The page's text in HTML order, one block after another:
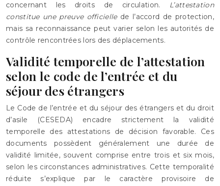
concernant les droits de circulation. L’attestation
constitue une preuve officielle de l’accord de protection,
mais sa reconnaissance peut varier selon les autorités de
contrôle rencontrées lors des déplacements.
Validité temporelle de l’attestation
selon le code de l’entrée et du
séjour des étrangers
Le Code de l’entrée et du séjour des étrangers et du droit
d’asile (CESEDA) encadre strictement la validité
temporelle des attestations de décision favorable. Ces
documents possèdent généralement une durée de
validité limitée, souvent comprise entre trois et six mois,
selon les circonstances administratives. Cette temporalité
réduite s’explique par le caractère provisoire de